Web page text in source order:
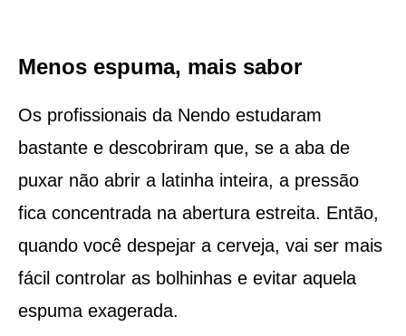
Menos espuma, mais sabor
Os profissionais da Nendo estudaram
bastante e descobriram que, se a aba de
puxar não abrir a latinha inteira, a pressão
fica concentrada na abertura estreita. Então,
quando você despejar a cerveja, vai ser mais
fácil controlar as bolhinhas e evitar aquela
espuma exagerada.